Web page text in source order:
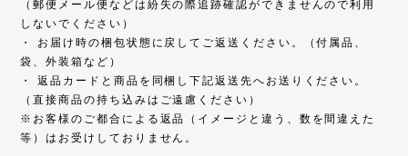
（郵便メール便などは紛失の際追跡確認ができませんので利用
しないでください）
・ お届け時の梱包状態に戻してご返送ください。（付属品、
袋、外装箱など）
・ 返品カードと商品を同梱し下記返送先へお送りください。
（直接商品の持ち込みはご遠慮ください）
※お客様のご都合による返品（イメージと違う、数を間違えた
等）はお受けしておりません。